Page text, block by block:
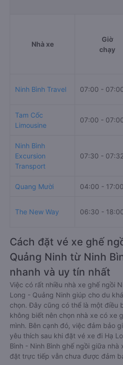
Nhà xe
Giờ
chạy
Ninh Bình Travel 07:00 -
Tam Cốc
Limousine
07:00 -
Ninh Bình
Excursion
Transport
07:30 - 07:32
Quang Mười 04:00 - 17:00
The New Way 06:30 -
Cách đặt vé xe ghế
Quảng Ninh từ Ninh
nhanh và uy tín nhất
Việc có rất nhiều nhà xe ghế ngồi
Long - Quảng Ninh giúp cho du
chọn. Đây cũng có thể là một điều
không biết nên chọn nhà xe có xe
mình. Bên cạnh đó, việc đảm bảo
yêu thích sau khi đặt vé xe đi Hạ
Bình - Ninh Bình ghế ngồi giữa
đặt trực tiếp vẫn chưa được đảm